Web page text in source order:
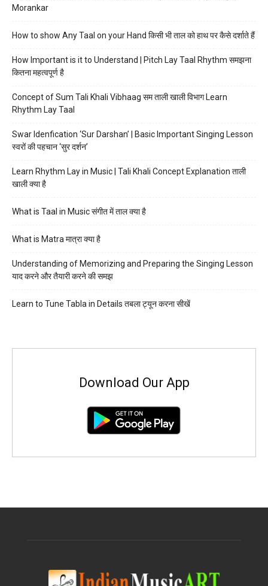
Morankar
How to show Any Taal on your Hand किसी भी ताल को हाथ पर कैसे दर्शाते हैं
How Important is it to Understand | Pitch Lay Taal Rhythm समझना
कितना महत्वपूर्ण है
Concept of Sum Tali Khali Vibhaag सम ताली खाली विभाग Learn
Rhythm Lay Taal
Swar Idenfication ‘Sur Darshan’ | Basic Important Singing Lesson
स्वरों की पहचान ‘सुर दर्शन’
Learn Rhythm Lay in Music | Tali Khali Concept Explanation ताली
खाली क्या है
What is Taal in Music संगीत में ताल क्या है
What is Matra मात्रा क्या है
Understanding of Memorizing and Preparing the Singing Lesson
याद करने और तैयारी करने की समझ
Learn to Tune Tabla in Details तबला ट्यून करना सीखें
Download Our App